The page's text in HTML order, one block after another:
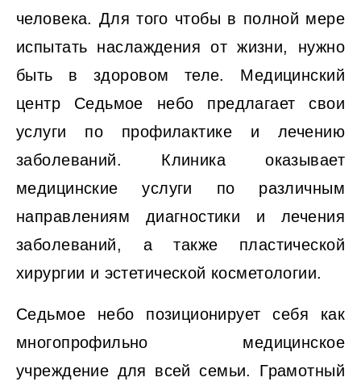
человека. Для того чтобы в полной мере
испытать наслаждения от жизни, нужно
быть в здоровом теле. Медицинский
центр Седьмое небо предлагает свои
услуги по профилактике и лечению
заболеваний. Клиника оказывает
медицинские услуги по различным
направлениям диагностики и лечения
заболеваний, а также пластической
хирургии и эстетической косметологии.
Седьмое небо позиционирует себя как
многопрофильно медицинское
учреждение для всей семьи. Грамотный